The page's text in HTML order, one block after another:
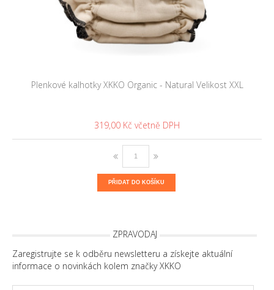
Plenkové kalhotky XKKO Organic - Natural Velikost XXL
319,00 Kč
PŘIDAT DO KOŠÍKU
ZPRAVODAJ
Zaregistrujte se k odběru newsletteru a získejte aktuální
informace o novinkách kolem značky XKKO